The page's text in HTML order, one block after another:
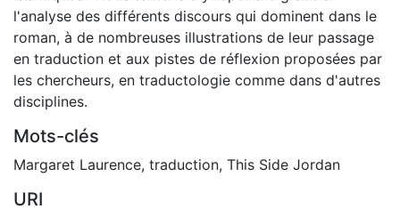
l'analyse des différents discours qui dominent dans le
roman, à de nombreuses illustrations de leur passage
en traduction et aux pistes de réflexion proposées par
les chercheurs, en traductologie comme dans d'autres
disciplines.
Mots-clés
Margaret Laurence, traduction, This Side Jordan
URI